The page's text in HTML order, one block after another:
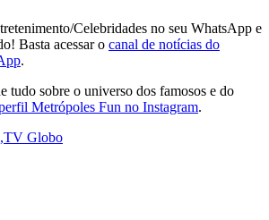
Celebridades no seu WhatsApp e
Basta acessar o canal de notícias do
.
tudo sobre o universo dos famosos e do
Metrópoles Fun no Instagram.
,TV Globo